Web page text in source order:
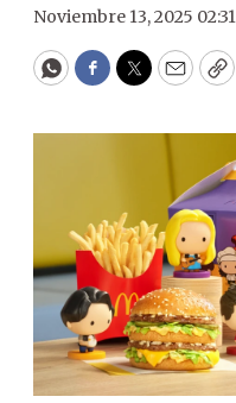
Noviembre 13, 2025 02:31
WhatsApp
Facebook
Twitter
Email